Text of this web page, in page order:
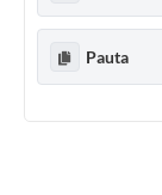
Pauta